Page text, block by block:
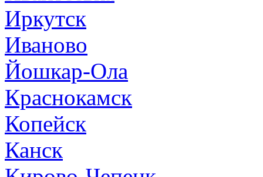
Иркутск
Иваново
Йошкар-Ола
Краснокамск
Копейск
Канск